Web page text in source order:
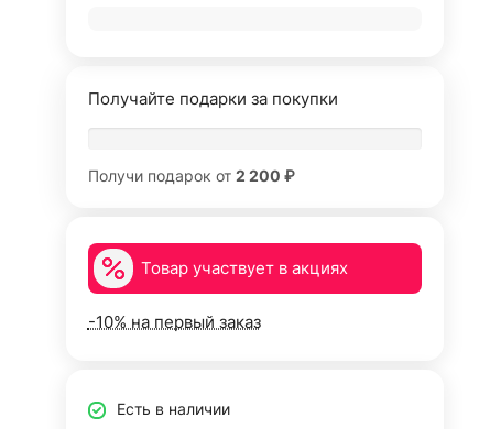
Получайте подарки за покупки
Получи подарок от 2 200 ₽
Товар участвует в акциях
-10% на первый заказ
Есть в наличии